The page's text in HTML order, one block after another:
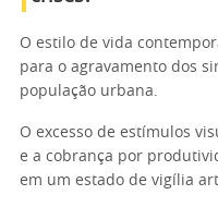
O estilo de vida
para o agravamento dos
população urbana.
O excesso de estímulos
e a cobrança por
em um estado de vigília